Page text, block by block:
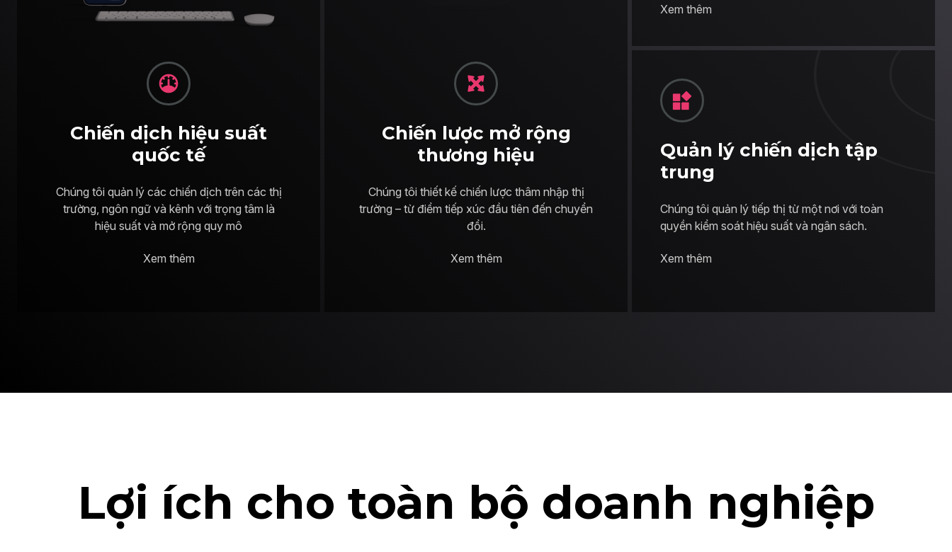
Chiến dịch hiệu suất
quốc tế
Chúng tôi quản lý các chiến dịch trên các thị
trường, ngôn ngữ và kênh với trọng tâm là
hiệu suất và mở rộng quy mô
Xem thêm
Chiến lược mở rộng
thương hiệu
Chúng tôi thiết kế chiến lược thâm nhập thị
trường – từ điểm tiếp xúc đầu tiên đến chuyển
đổi.
Xem thêm
Xem thêm
Quản lý chiến dịch tập
trung
Chúng tôi quản lý tiếp thị từ một nơi với toàn
quyền kiểm soát hiệu suất và ngân sách.
Xem thêm
Lợi ích cho toàn bộ doanh nghiệp